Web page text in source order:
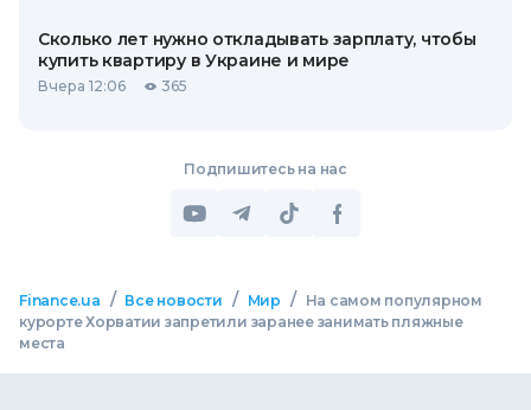
Сколько лет нужно откладывать зарплату, чтобы
купить квартиру в Украине и мире
Вчера 12:06 365
Подпишитесь на нас
Finance.ua / Все новости / Мир /
На самом популярном
курорте Хорватии запретили заранее занимать пляжные
места